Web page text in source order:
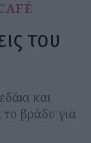
του
και
βράδυ για